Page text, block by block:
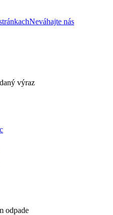
Neváhajte nás
výraz
odpade